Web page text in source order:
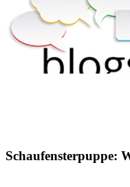
Schaufensterpuppe: